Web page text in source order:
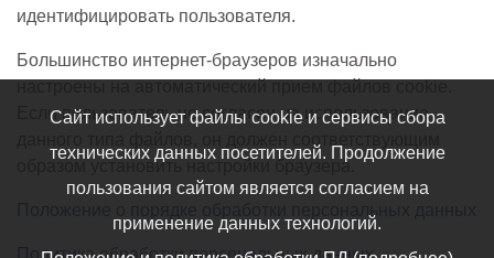
идентифицировать пользователя.
Большинство интернет-браузеров изначально
Если пользователь не согласен на использование
образом установить настройки браузера.
Политика обработки персональных данных
Сайт использует файлы cookie и сервисы сбора
технических данных посетителей. Продолжение
пользования сайтом является согласием на
применение данных технологий.